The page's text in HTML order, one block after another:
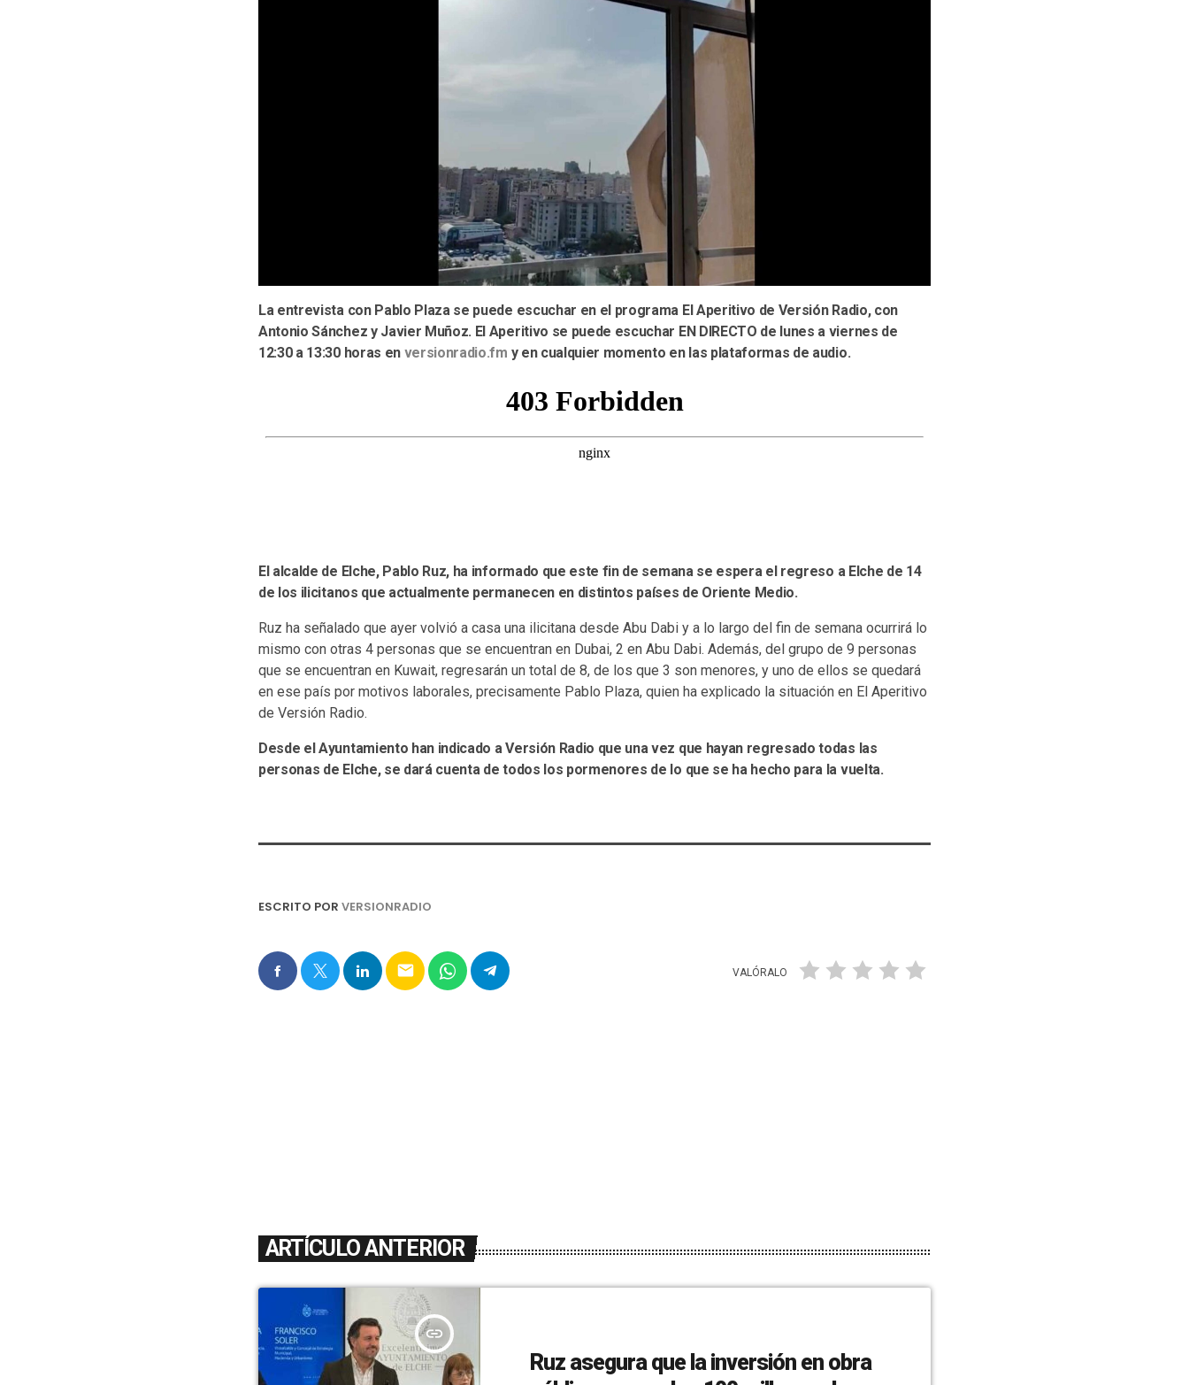
La entrevista con Pablo Plaza se puede escuchar en el programa El Aperitivo de Versión Radio, con
Antonio Sánchez y Javier Muñoz. El Aperitivo se puede escuchar EN DIRECTO de lunes a viernes de
12:30 a 13:30 horas en versionradio.fm y en cualquier momento en las plataformas de audio.
El alcalde de Elche, Pablo Ruz, ha informado que este fin de semana se espera el regreso a Elche de 14
de los ilicitanos que actualmente permanecen en distintos países de Oriente Medio.
Ruz ha señalado que ayer volvió a casa una ilicitana desde Abu Dabi y a lo largo del fin de semana ocurrirá lo
mismo con otras 4 personas que se encuentran en Dubai, 2 en Abu Dabi. Además, del grupo de 9 personas
que se encuentran en Kuwait, regresarán un total de 8, de los que 3 son menores, y uno de ellos se quedará
en ese país por motivos laborales, precisamente Pablo Plaza, quien ha explicado la situación en El Aperitivo
de Versión Radio.
Desde el Ayuntamiento han indicado a Versión Radio que una vez que hayan regresado todas las
personas de Elche, se dará cuenta de todos los pormenores de lo que se ha hecho para la vuelta.
ESCRITO POR VERSIONRADIO
email VALÓRALO
ARTÍCULO ANTERIOR
insert_link
Ruz asegura que la inversión en obra